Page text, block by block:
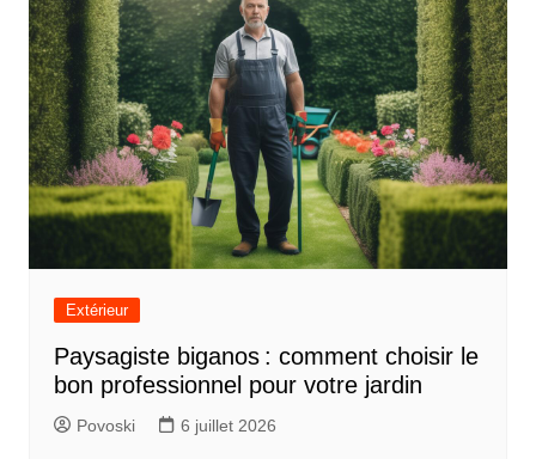
Extérieur
Paysagiste biganos : comment choisir le
bon professionnel pour votre jardin
Povoski 6 juillet 2026